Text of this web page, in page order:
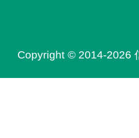
Copyright © 2014-2026